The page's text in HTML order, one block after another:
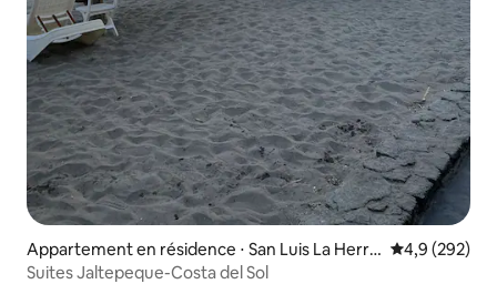
Appartement en résidence ⋅ San Luis La Herra
dura
Évaluation
4,9 (292)
Suites Jaltepeque-Costa del Sol